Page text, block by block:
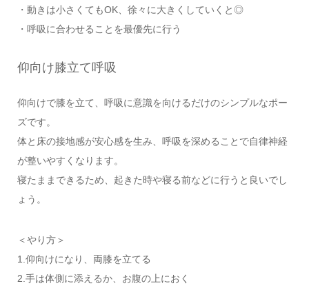
・動きは小さくてもOK、徐々に大きくしていくと◎
・呼吸に合わせることを最優先に行う
仰向け膝立て呼吸
仰向けで膝を立て、呼吸に意識を向けるだけのシンプルなポー
ズです。
体と床の接地感が安心感を生み、呼吸を深めることで自律神経
が整いやすくなります。
寝たままできるため、起きた時や寝る前などに行うと良いでし
ょう。
＜やり方＞
1.仰向けになり、両膝を立てる
2.手は体側に添えるか、お腹の上におく